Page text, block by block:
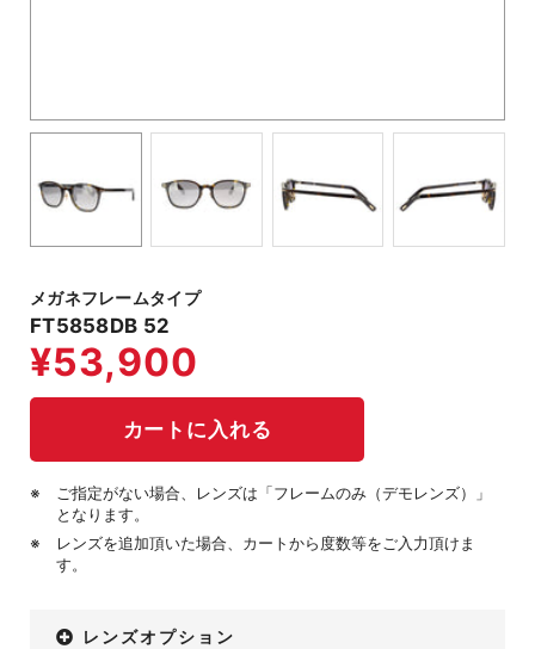
メガネフレームタイプ
FT5858DB 52
ご指定がない場合、レンズは「フレームのみ（デモレンズ）」
となります。
レンズを追加頂いた場合、カートから度数等をご入力頂けま
す。
レンズオプション